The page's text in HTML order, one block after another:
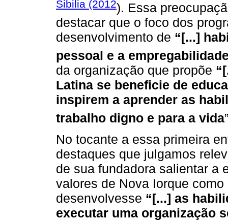
Sibilia (2012). Essa
destacar que o foco dos
desenvolvimento de “[...]
pessoal e a
da organização que propõe
Latina se beneficie de
inspirem a aprender as
trabalho digno e para a vida”
No tocante a essa primeira
destaques que julgamos
de sua fundadora salientar a
valores de Nova Iorque
desenvolvesse “[...] as
executar uma organização